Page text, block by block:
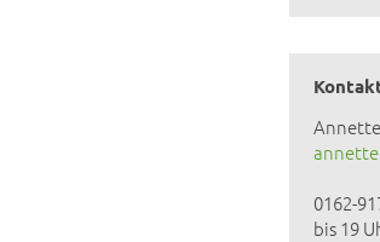
0162-
bis 19